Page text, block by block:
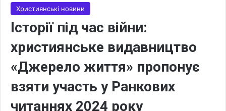
Християнські новини
Історії під час війни:
християнське видавництво
«Джерело життя» пропонує
взяти участь у Ранкових
читаннях 2024 року